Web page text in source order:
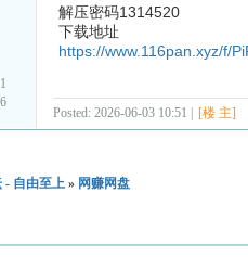
解压密码1314520
下载地址
https://www.116pan.xyz/f/
Posted: 2026-06-03 10:51 | [楼 主]
- 自由至上 » 网赚网盘